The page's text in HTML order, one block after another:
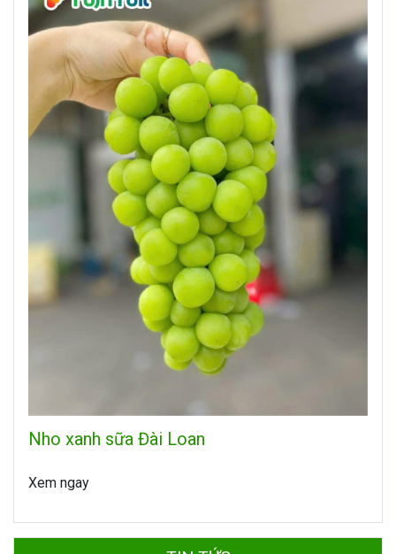
Nho xanh sữa Đài Loan
Xem ngay